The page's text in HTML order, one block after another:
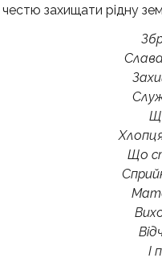
честю захищати рідну
Що
І